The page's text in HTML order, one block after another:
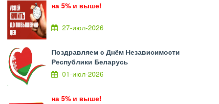
на 5% и выше!
27-июл-2026
Поздравляем с Днём Независимости
Республики Беларусь
01-июл-2026
на 5% и выше!